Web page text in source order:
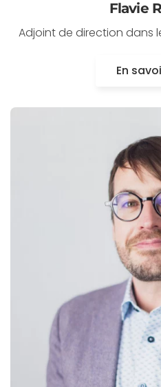
Flavie
Adjoint de direction dans
En